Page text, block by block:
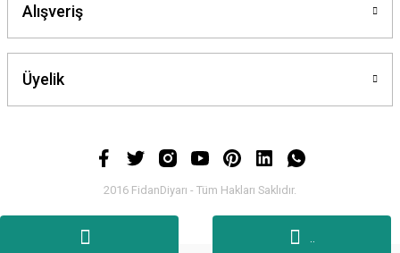
Alışveriş
Üyelik
2016 FidanDiyarı - Tüm Hakları Saklıdır.